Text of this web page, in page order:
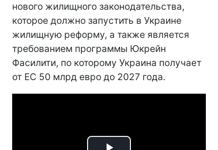
нового жилищного законодательства,
которое должно запустить в Украине
жилищную реформу, а также является
требованием программы Юкрейн
Фасилити, по которому Украина получает
от ЕС 50 млрд евро до 2027 года.